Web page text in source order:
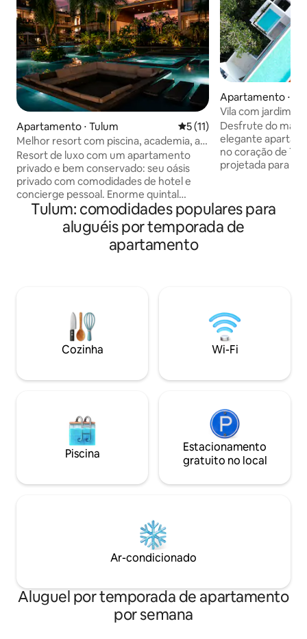
Apartamento ⋅ Tulum 5 de uma avaliação média
5 (11)
Melhor resort com piscina, academia, ar-
condicionado, wi-fi
Resort de luxo com um apartamento
privado e bem conservado: seu oásis
privado com comodidades de hotel e
concierge pessoal. Enorme quintal
privativo ao ar livre, interior lindamente
decorado com arte feita localmente.
Desfrute de uma cama king size, água
potável purificada, janelas de vidro do
2 piscinas, a maior academia de Tulum,
segurança 24 horas, restaurantes no
local, padaria e mercearia e transporte
gratuito para a praia!
Apartamento ⋅
Vila com jardim, 2
privativa, Wi-Fi
Desfrute do
elegante
no coração de
projetada para
equipada.
da vibrante
deslumbrantes, é
procuram um
Tulum: comodidades populares para
aluguéis por temporada de
apartamento
Cozinha Wi-Fi
Piscina
Estacionamento
gratuito no local
Ar-condicionado
Aluguel por temporada de apartamento
por semana